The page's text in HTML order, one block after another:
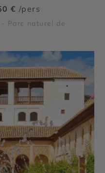
€ /pers
Parc naturel de